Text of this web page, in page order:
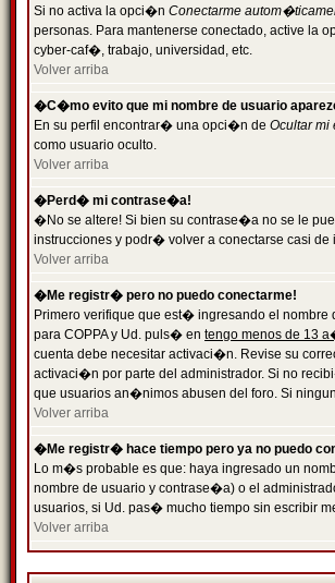
Si no activa la opci�n Conectarme
personas. Para mantenerse conectado, active la
cyber-caf�, trabajo, universidad, etc.
Volver arriba
�C�mo evito que mi nombre de usuario
En su perfil encontrar� una opci�n de Ocultar
como usuario oculto.
Volver arriba
�Perd� mi contrase�a!
�No se altere! Si bien su contrase�a no se le
instrucciones y podr� volver a conectarse casi de
Volver arriba
�Me registr� pero no puedo conectarme!
Primero verifique que est� ingresando el
para COPPA y Ud. puls� en tengo menos de 13
cuenta debe necesitar activaci�n. Revise su
activaci�n por parte del administrador. Si no
que usuarios an�nimos abusen del foro. Si
Volver arriba
�Me registr� hace tiempo pero ya no puedo
Lo m�s probable es que: haya ingresado un
nombre de usuario y contrase�a) o el
usuarios, si Ud. pas� mucho tiempo sin escribir
Volver arriba